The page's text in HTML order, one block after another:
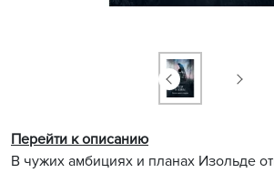
В чужих амбициях и планах Изольде
Перейти к описанию